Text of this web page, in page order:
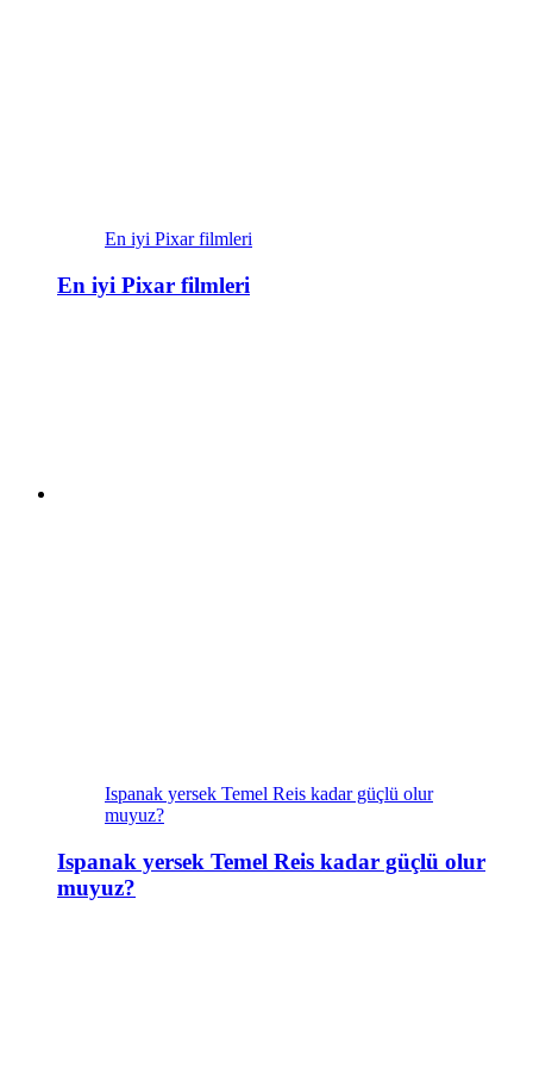
En iyi Pixar filmleri
En iyi Pixar filmleri
Ispanak yersek Temel Reis kadar güçlü olur
muyuz?
Ispanak yersek Temel Reis kadar güçlü olur
muyuz?